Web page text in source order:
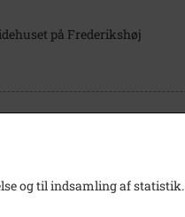
på Frederikshøj
og til indsamling af statistik.